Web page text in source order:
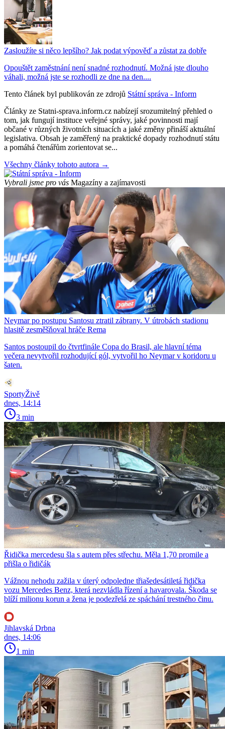
Zasloužíte si něco lepšího? Jak podat výpověď a zůstat za dobře
Opouštět zaměstnání není snadné rozhodnutí. Možná jste dlouho
váhali, možná jste se rozhodli ze dne na den....
Tento článek byl publikován ze zdrojů Státní správa - Inform
Články ze Statni-sprava.inform.cz nabízejí srozumitelný přehled o
tom, jak fungují instituce veřejné správy, jaké povinnosti mají
občané v různých životních situacích a jaké změny přináší aktuální
legislativa. Obsah je zaměřený na praktické dopady rozhodnutí státu
a pomáhá čtenářům zorientovat se...
Všechny články tohoto autora →
Vybrali jsme pro vás Magazíny a zajímavosti
Neymar po postupu Santosu ztratil zábrany. V útrobách stadionu
hlasitě zesměšňoval hráče Rema
Santos postoupil do čtvrtfinále Copa do Brasil, ale hlavní téma
večera nevytvořil rozhodující gól, vytvořil ho Neymar v koridoru u
šaten.
SportyŽivě
dnes, 14:14
3 min
Řidička mercedesu šla s autem přes střechu. Měla 1,70 promile a
přišla o řidičák
Vážnou nehodu zažila v úterý odpoledne třiašedesátiletá řidička
vozu Mercedes Benz, která nezvládla řízení a havarovala. Škoda se
blíží milionu korun a žena je podezřelá ze spáchání trestného činu.
Jihlavská Drbna
dnes, 14:06
1 min